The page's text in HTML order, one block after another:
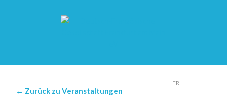
FR
← Zurück zu Veranstaltungen